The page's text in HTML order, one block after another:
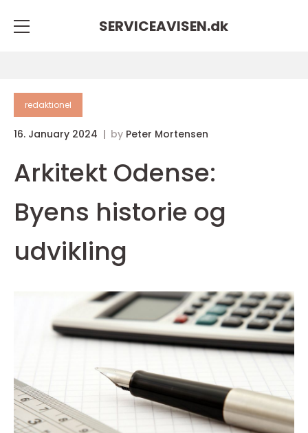
SERVICEAVISEN.dk
redaktionel
16. January 2024 by Peter Mortensen
Arkitekt Odense:
Byens historie og
udvikling